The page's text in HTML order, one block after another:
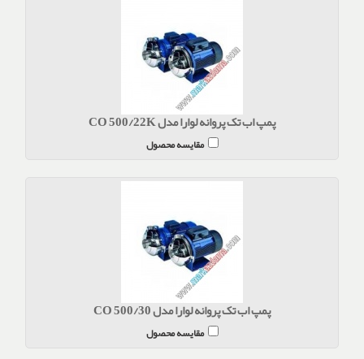
پمپ اب تک پروانه لوارا مدل CO 500/22K
مقایسه محصول
پمپ اب تک پروانه لوارا مدل CO 500/30
مقایسه محصول